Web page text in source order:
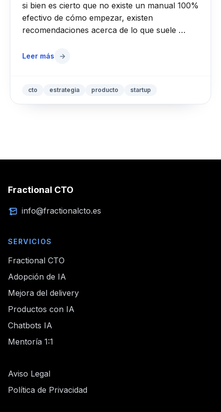
si bien es cierto que no existe un manual 100%
efectivo de cómo empezar, existen
recomendaciones acerca de lo que suele …
Leer más →
cto estrategia producto startup
Fractional CTO
info@fractionalcto.es
SERVICIOS
Fractional CTO
Adopción de IA
Mejora del delivery
Productos con IA
Chatbots IA
Mentoría 1:1
Aviso Legal
Política de Privacidad